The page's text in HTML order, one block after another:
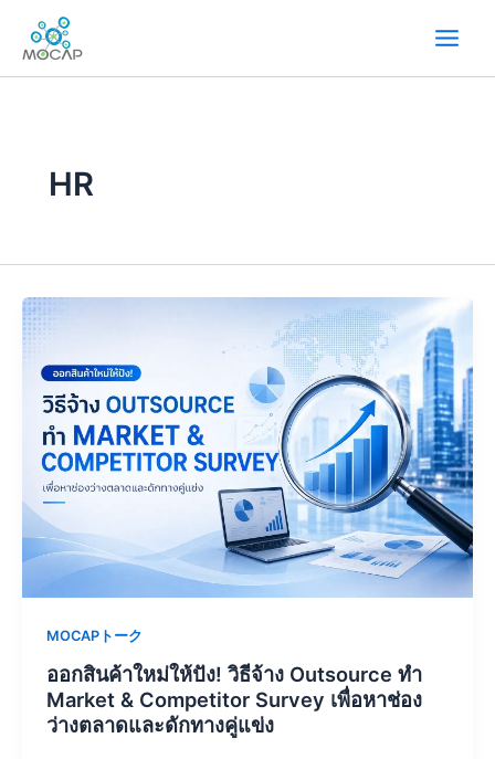
HR
MOCAPトーク
ออกสินค้าใหม่ให้ปัง! วิธีจ้าง Outsource ทำ
Market & Competitor Survey เพื่อหาช่อง
ว่างตลาดและดักทางคู่แข่ง